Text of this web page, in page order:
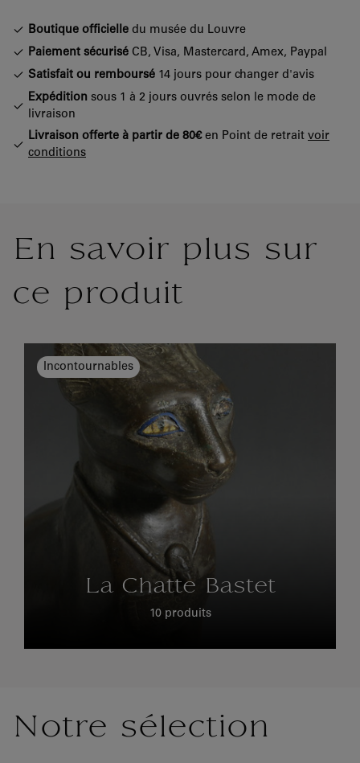
Boutique officielle du musée du Louvre
Paiement sécurisé CB, Visa, Mastercard, Amex, Paypal
Satisfait ou remboursé 14 jours pour changer d'avis
Expédition sous 1 à 2 jours ouvrés selon le mode de
livraison
Livraison offerte à partir de 80€en Point de retrait voir
conditions
Notre sélection
En savoir plus sur
ce produit
Incontournables
La Chatte Bastet
10 produits